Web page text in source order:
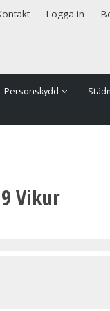
Logga in
Personskydd
Vikur